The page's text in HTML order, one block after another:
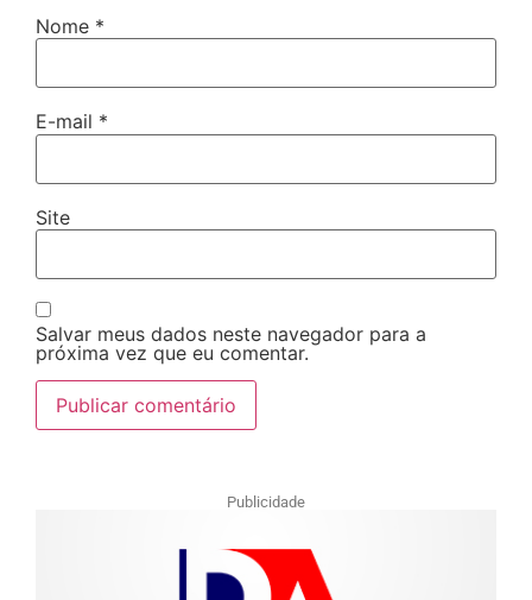
Nome *
E-mail *
Site
Salvar meus dados neste navegador para a
próxima vez que eu comentar.
Publicidade